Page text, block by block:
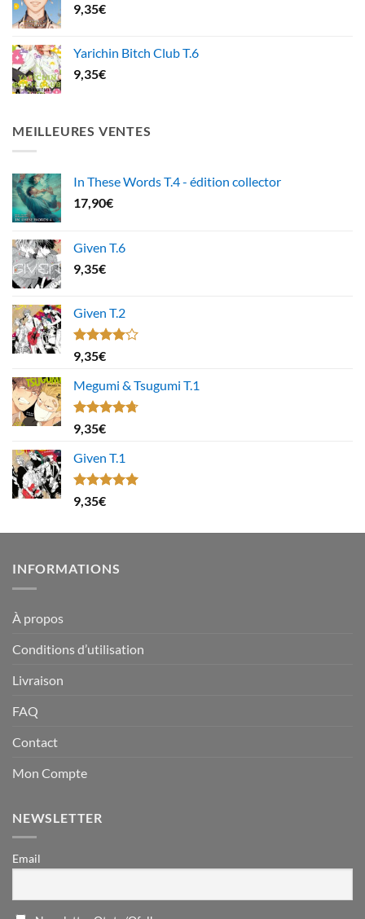
9,35€
Yarichin Bitch Club T.6
9,35€
MEILLEURES VENTES
In These Words T.4 - édition collector
17,90€
Given T.6
9,35€
Given T.2
Note
4.00
5
9,35€
Megumi & Tsugumi T.1
Note4.67
sur 5
9,35€
Given T.1
Note5.00
sur 5
9,35€
INFORMATIONS
À propos
Conditions d’utilisation
Livraison
FAQ
Contact
Mon Compte
NEWSLETTER
Email